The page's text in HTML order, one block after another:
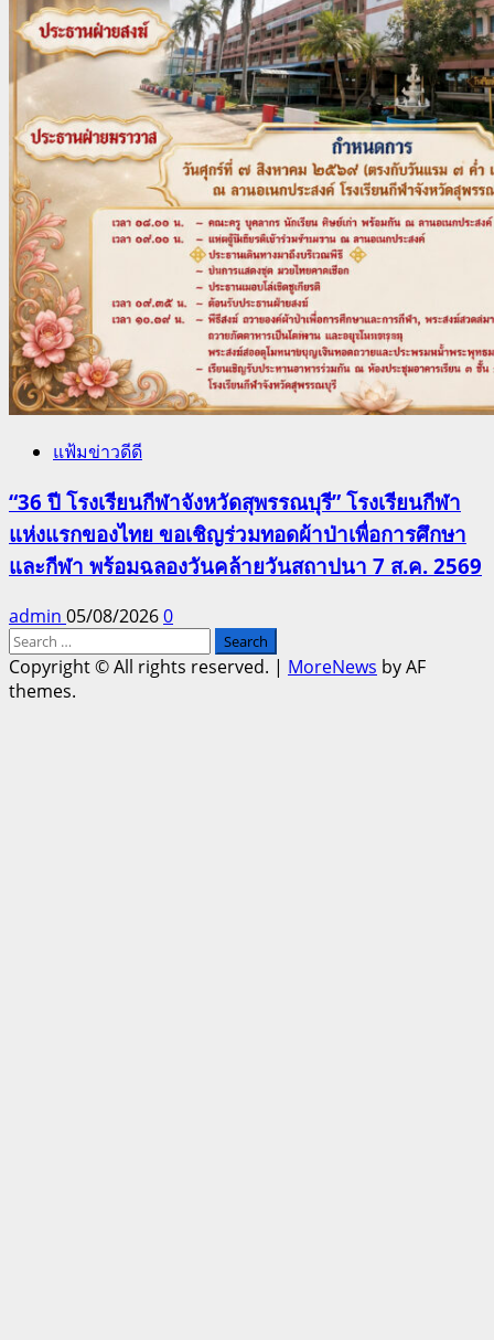
แฟ้มข่าวดีดี
“36 ปี โรงเรียนกีฬาจังหวัดสุพรรณบุรี” โรงเรียนกีฬา
แห่งแรกของไทย ขอเชิญร่วมทอดผ้าป่าเพื่อการศึกษา
และกีฬา พร้อมฉลองวันคล้ายวันสถาปนา 7 ส.ค. 2569
admin 05/08/20260
Search
for:
Copyright © All rights reserved. | MoreNews by AF
themes.